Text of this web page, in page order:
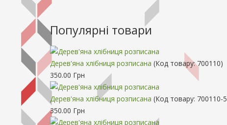
Популярні товари
Дерев'яна хлібниця розписана (Код товару:700110)
350.00 Грн
Дерев'яна хлібниця розписана (Код товару: 700110-5
350.00 Грн